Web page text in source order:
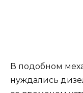
В подобном
нуждались